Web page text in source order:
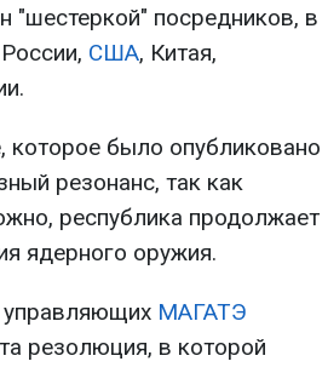
"шестеркой" посредников, в
США, Китая,
которое было опубликовано
резонанс, так как
республика продолжает
ядерного оружия.
управляющих МАГАТЭ
резолюция, в которой